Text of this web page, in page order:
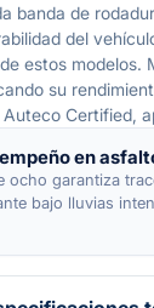
banda de
del
estos
su
Auteco Certified,
en
ocho garantiza
bajo lluvias